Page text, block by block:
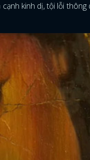
cạnh kinh dị, tội lỗi